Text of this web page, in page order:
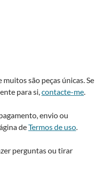
são peças únicas. Se
para si, contacte-me
envio ou
deTermos de uso
perguntas ou tirar